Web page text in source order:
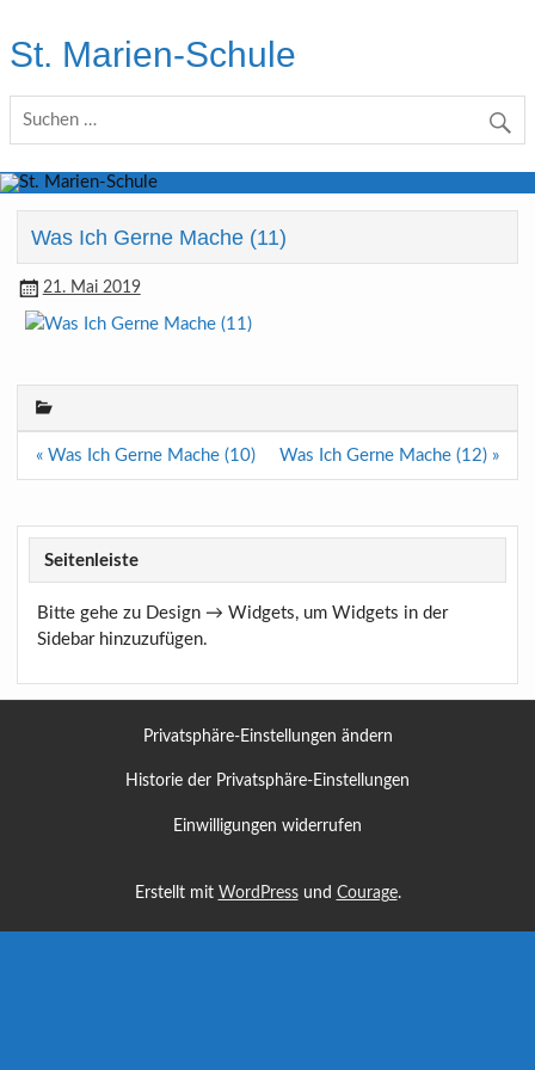
content
St. Marien-Schule
Was Ich Gerne Mache (11)
21. Mai 2019
Beitragsnavigation
« Was Ich Gerne Mache (10) Was Ich Gerne Mache (12) »
Seitenleiste
Bitte gehe zu Design → Widgets, um Widgets in der
Sidebar hinzuzufügen.
Privatsphäre-Einstellungen ändern
Historie der Privatsphäre-Einstellungen
Einwilligungen widerrufen
Erstellt mit WordPressund Courage.